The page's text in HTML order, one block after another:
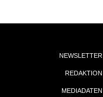
NEWSLETTER
REDAKTION
MEDIADATEN